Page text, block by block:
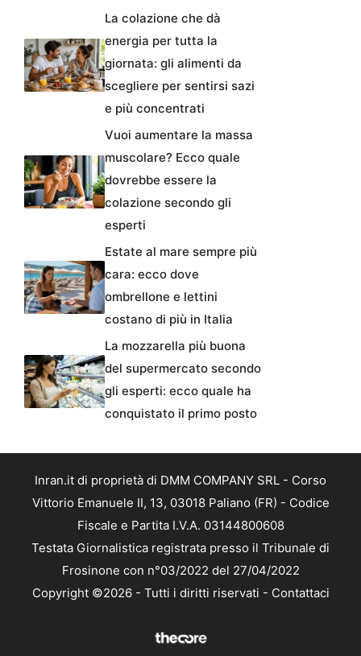
La colazione che dà
energia per tutta la
giornata: gli alimenti da
scegliere per sentirsi sazi
e più concentrati
Vuoi aumentare la massa
muscolare? Ecco quale
dovrebbe essere la
colazione secondo gli
esperti
Estate al mare sempre più
cara: ecco dove
ombrellone e lettini
costano di più in Italia
La mozzarella più buona
del supermercato secondo
gli esperti: ecco quale ha
conquistato il primo posto
Inran.it di proprietà di DMM COMPANY SRL - Corso
Vittorio Emanuele II, 13, 03018 Paliano (FR) - Codice
Fiscale e Partita I.V.A. 03144800608
Testata Giornalistica registrata presso il Tribunale di
Frosinone con n°03/2022 del 27/04/2022
Copyright ©2026 - Tutti i diritti riservati - Contattaci